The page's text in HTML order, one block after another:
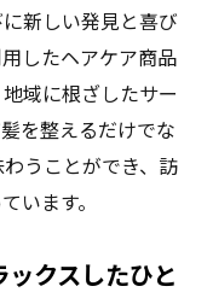
新しい発見と喜び
したヘアケア商品
域に根ざしたサー
を整えるだけでな
うことができ、訪
います。
クスしたひと